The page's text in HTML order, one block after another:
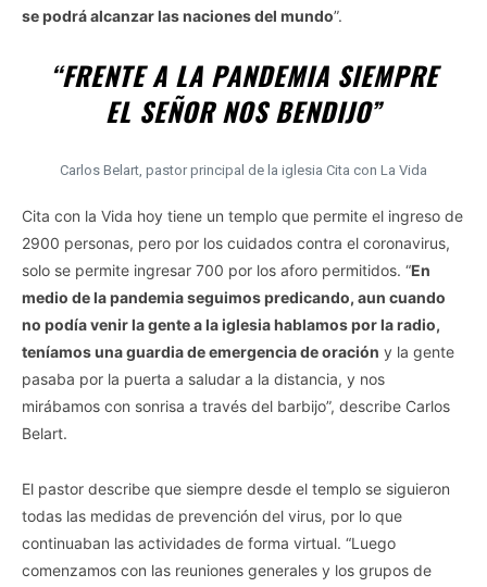
se podrá alcanzar las naciones del mundo”.
“FRENTE A LA PANDEMIA SIEMPRE
EL SEÑOR NOS BENDIJO”
Carlos Belart, pastor principal de la iglesia Cita con La Vida
Cita con la Vida hoy tiene un templo que permite el ingreso de
2900 personas, pero por los cuidados contra el coronavirus,
solo se permite ingresar 700 por los aforo permitidos. “En
medio de la pandemia seguimos predicando, aun cuando
no podía venir la gente a la iglesia hablamos por la radio,
teníamos una guardia de emergencia de oración y la gente
pasaba por la puerta a saludar a la distancia, y nos
mirábamos con sonrisa a través del barbijo”, describe Carlos
Belart.
El pastor describe que siempre desde el templo se siguieron
todas las medidas de prevención del virus, por lo que
continuaban las actividades de forma virtual. “Luego
comenzamos con las reuniones generales y los grupos de